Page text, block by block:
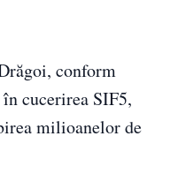
conform
cucerirea SIF5,
milioanelor de